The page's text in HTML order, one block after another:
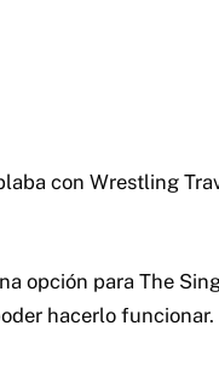
con Wrestling
opción para The
hacerlo funcionar.